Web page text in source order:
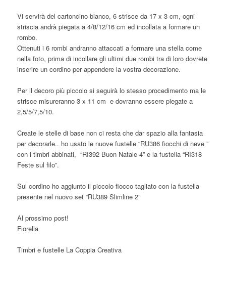
Vi servirà del cartoncino bianco, 6 strisce da 17 x 3 cm, ogni
striscia andrà piegata a 4/8/12/16 cm ed incollata a formare un
rombo.
Ottenuti i 6 rombi andranno attaccati a formare una stella come
nella foto, prima di incollare gli ultimi due rombi tra di loro dovrete
inserire un cordino per appendere la vostra decorazione.
Per il decoro più piccolo si seguirà lo stesso procedimento ma le
strisce misureranno 3 x 11 cm e dovranno essere piegate a
2,5/5/7,5/10.
Create le stelle di base non ci resta che dar spazio alla fantasia
per decorarle.. ho usato le nuove fustelle “RU386 fiocchi di neve ”
con i timbri abbinati, “RI392 Buon Natale 4” e la fustella “RI318
Feste sul filo”.
Sul cordino ho aggiunto il piccolo fiocco tagliato con la fustella
presente nel nuovo set “RU389 Slimline 2”
Al prossimo post!
Fiorella
Timbri e fustelle La Coppia Creativa